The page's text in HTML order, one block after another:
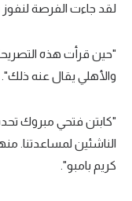
لقد جاءت الفرصة
"حين قرأت هذه
والأهلي يقال عنه ذلك".
"كابتن فتحي مبروك
الناشئين لمساعدتنا.
كريم بامبو".